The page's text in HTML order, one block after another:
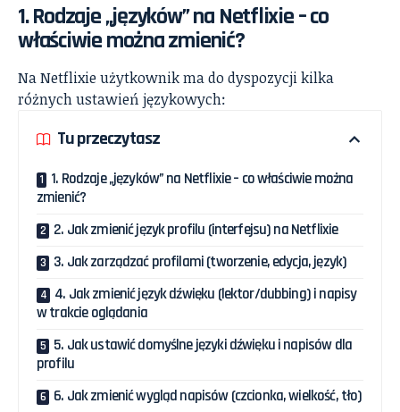
1. Rodzaje „języków” na Netflixie – co
właściwie można zmienić?
Na Netflixie użytkownik ma do dyspozycji kilka
różnych ustawień językowych:
Tu przeczytasz
1. Rodzaje „języków” na Netflixie – co właściwie można
zmienić?
2. Jak zmienić język profilu (interfejsu) na Netflixie
3. Jak zarządzać profilami (tworzenie, edycja, język)
4. Jak zmienić język dźwięku (lektor/dubbing) i napisy
w trakcie oglądania
5. Jak ustawić domyślne języki dźwięku i napisów dla
profilu
6. Jak zmienić wygląd napisów (czcionka, wielkość, tło)